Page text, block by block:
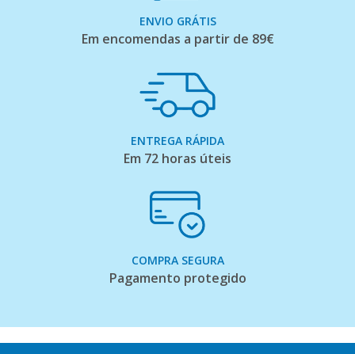
ENVIO GRÁTIS
Em encomendas a partir de 89€
ENTREGA RÁPIDA
Em 72 horas úteis
COMPRA SEGURA
Pagamento protegido